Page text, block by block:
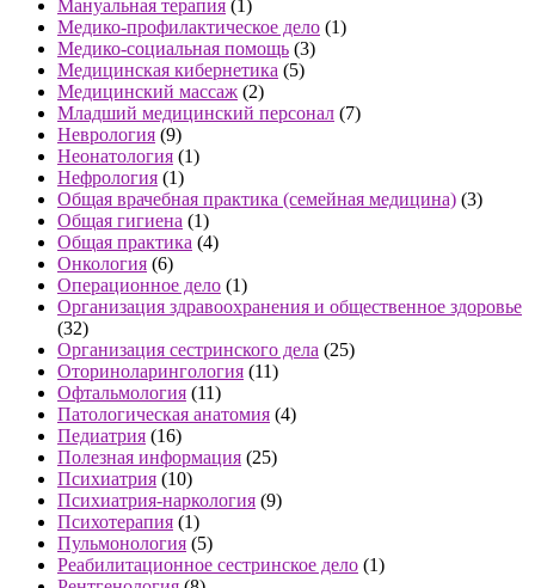
Мануальная терапия (1)
Медико-профилактическое дело (1)
Медико-социальная помощь (3)
Медицинская кибернетика (5)
Медицинский массаж (2)
Младший медицинский персонал (7)
Неврология (9)
Неонатология (1)
Нефрология (1)
Общая врачебная практика (семейная медицина) (3)
Общая гигиена (1)
Общая практика (4)
Онкология (6)
Операционное дело (1)
Организация здравоохранения и общественное здоровье
(32)
Организация сестринского дела (25)
Оториноларингология (11)
Офтальмология (11)
Патологическая анатомия (4)
Педиатрия (16)
Полезная информация (25)
Психиатрия (10)
Психиатрия-наркология (9)
Психотерапия (1)
Пульмонология (5)
Реабилитационное сестринское дело (1)